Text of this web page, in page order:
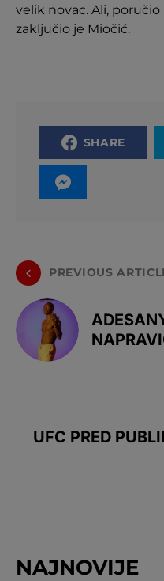
velik novac. Ali,
zaključio je Miočić.
SHARE
PREVIOUS
UFC PRED
NAJNOVIJE